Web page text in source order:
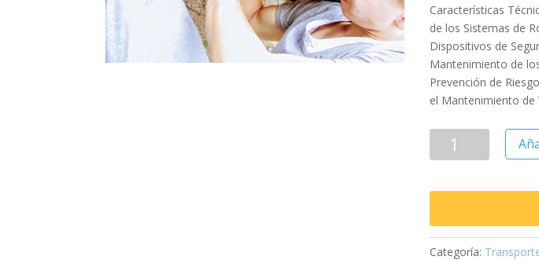
Características
de los Sistemas de
Dispositivos de
Mantenimiento de
Prevención de
el Mantenimiento de
Categoría: